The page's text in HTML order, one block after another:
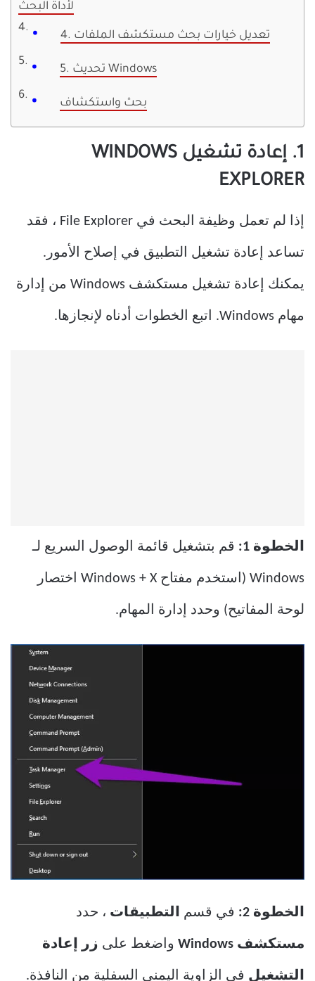
لأداة البحث
4. تعديل خيارات بحث مستكشف الملفات
5. تحديث Windows
بحث واستكشاف
1. إعادة تشغيل WINDOWS
EXPLORER
إذا لم تعمل وظيفة البحث في File Explorer ، فقد
تساعد إعادة تشغيل التطبيق في إصلاح الأمور.
يمكنك إعادة تشغيل مستكشف Windows من إدارة
مهام Windows. اتبع الخطوات أدناه لإنجازها.
الخطوة 1: قم بتشغيل قائمة الوصول السريع لـ
Windows (استخدم مفتاح Windows + X اختصار
لوحة المفاتيح) وحدد إدارة المهام.
الخطوة 2: في قسم التطبيقات ، حدد
مستكشف Windows واضغط على زر إعادة
التشغيل في الزاوية اليمنى السفلية من النافذة.